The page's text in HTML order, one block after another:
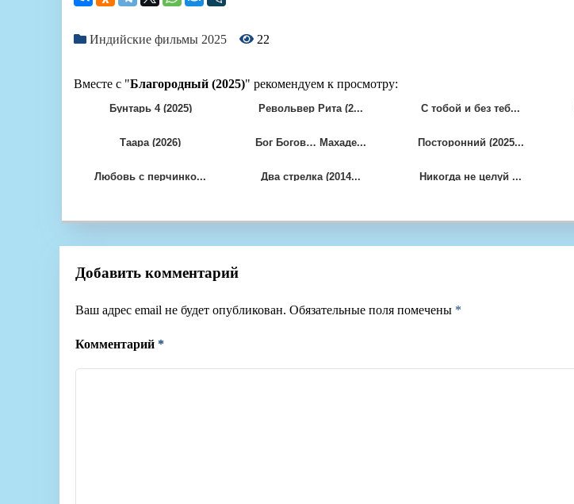
Индийские фильмы 2025 22
Вместе с "Благородный (2025)" рекомендуем к просмотру:
Бунтарь 4 (2025) Револьвер Рита (2... С тобой и без теб...
Таара (2026) Бог Богов… Махаде... Посторонний (2025...
Любовь с перчинко... Два стрелка (2014... Никогда не целуй ...
Добавить комментарий
Ваш адрес email не будет опубликован. Обязательные поля помечены *
Комментарий *